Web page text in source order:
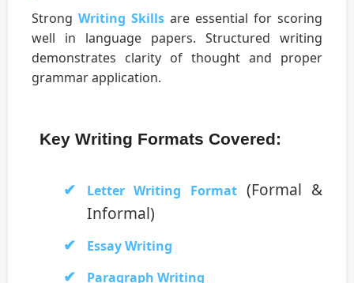
Strong Writing Skills are essential for scoring
well in language papers. Structured writing
demonstrates clarity of thought and proper
grammar application.
Key Writing Formats Covered:
Letter Writing Format(Formal &
Informal)
Essay Writing
Paragraph Writing